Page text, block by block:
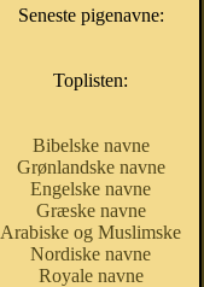
Seneste pigenavne:
Toplisten:
Bibelske navne
Grønlandske navne
Engelske navne
Græske navne
Arabiske og Muslimske
Nordiske navne
Royale navne